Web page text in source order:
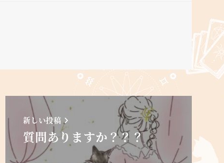
新しい投稿
質問ありますか？？？